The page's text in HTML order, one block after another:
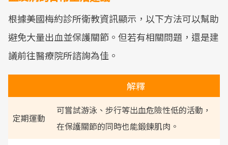
根據美國梅約診所衛教資訊顯示，以下方法可以幫助
避免大量出血並保護關節。但若有相關問題，還是建
議前往醫療院所諮詢為佳。
解釋
定期運動
可嘗試游泳、步行等出血危險性低的活動，
在保護關節的同時也能鍛鍊肌肉。